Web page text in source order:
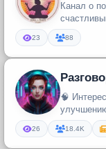
Канал о
легко и
23 88
🧠
26 18.4K